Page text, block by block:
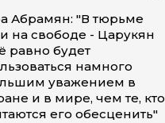
Абрамян: "В тюрьме
на свободе - Царукян
равно будет
намного
уважением в
и в мире, чем те, кто
его обесценить"